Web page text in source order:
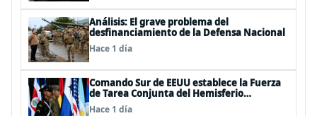
Análisis: El grave problema del
desfinanciamiento de la Defensa Nacional
Hace 1 día
Comando Sur de EEUU establece la Fuerza
de Tarea Conjunta del Hemisferio
Occidental: Incluye a Chile
Hace 1 día